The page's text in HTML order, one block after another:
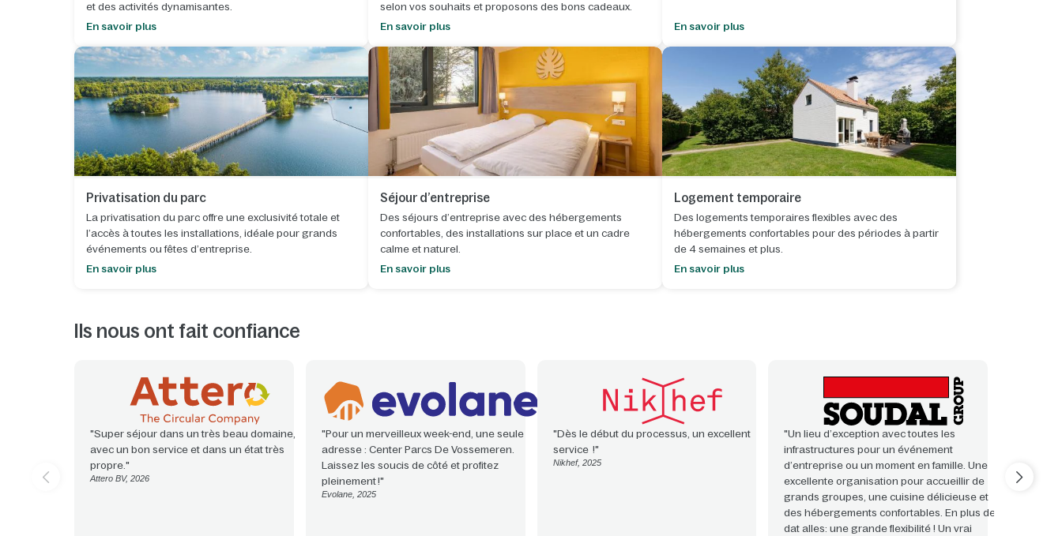
et des activités dynamisantes.
En savoir plus
selon vos souhaits et proposons des bons cadeaux.
En savoir plus
En savoir plus
Privatisation du parc
La privatisation du parc offre une exclusivité totale et
l’accès à toutes les installations, idéale pour grands
événements ou fêtes d’entreprise.
En savoir plus
Séjour d’entreprise
Des séjours d’entreprise avec des hébergements
confortables, des installations sur place et un cadre
calme et naturel.
En savoir plus
Logement temporaire
Des logements temporaires flexibles avec des
hébergements confortables pour des périodes à partir
de 4 semaines et plus.
En savoir plus
Ils nous ont fait confiance
"Super séjour dans un très beau domaine,
avec un bon service et dans un état très
propre."
Attero BV, 2026
"Pour un merveilleux week-end, une seule
adresse : Center Parcs De Vossemeren.
Laissez les soucis de côté et profitez
pleinement !"
Evolane, 2025
"Dès le début du processus, un excellent
service !"
Nikhef, 2025
"Un lieu d’exception avec toutes les
infrastructures pour un événement
d’entreprise ou un moment en famille. Une
excellente organisation pour accueillir de
grands groupes, une cuisine délicieuse et
des hébergements confortables. En plus de
dat alles: une grande flexibilité ! Un vrai